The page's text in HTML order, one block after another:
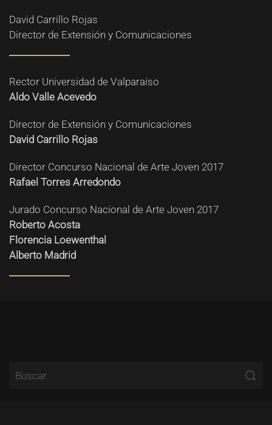
David Carrillo Rojas
Director de Extensión y Comunicaciones
Rector Universidad de Valparaíso
Aldo Valle Acevedo
Director de Extensión y Comunicaciones
David Carrillo Rojas
Director Concurso Nacional de Arte Joven 2017
Rafael Torres Arredondo
Jurado Concurso Nacional de Arte Joven 2017
Roberto Acosta
Florencia Loewenthal
Alberto Madrid